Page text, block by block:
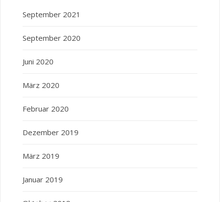
September 2021
September 2020
Juni 2020
März 2020
Februar 2020
Dezember 2019
März 2019
Januar 2019